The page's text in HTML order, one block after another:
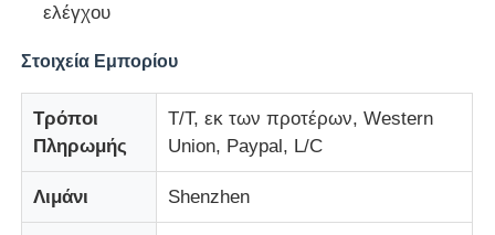
ελέγχου
Στοιχεία Εμπορίου
Τρόποι
Πληρωμής
T/T, εκ των προτέρων, Western
Union, Paypal, L/C
Λιμάνι Shenzhen